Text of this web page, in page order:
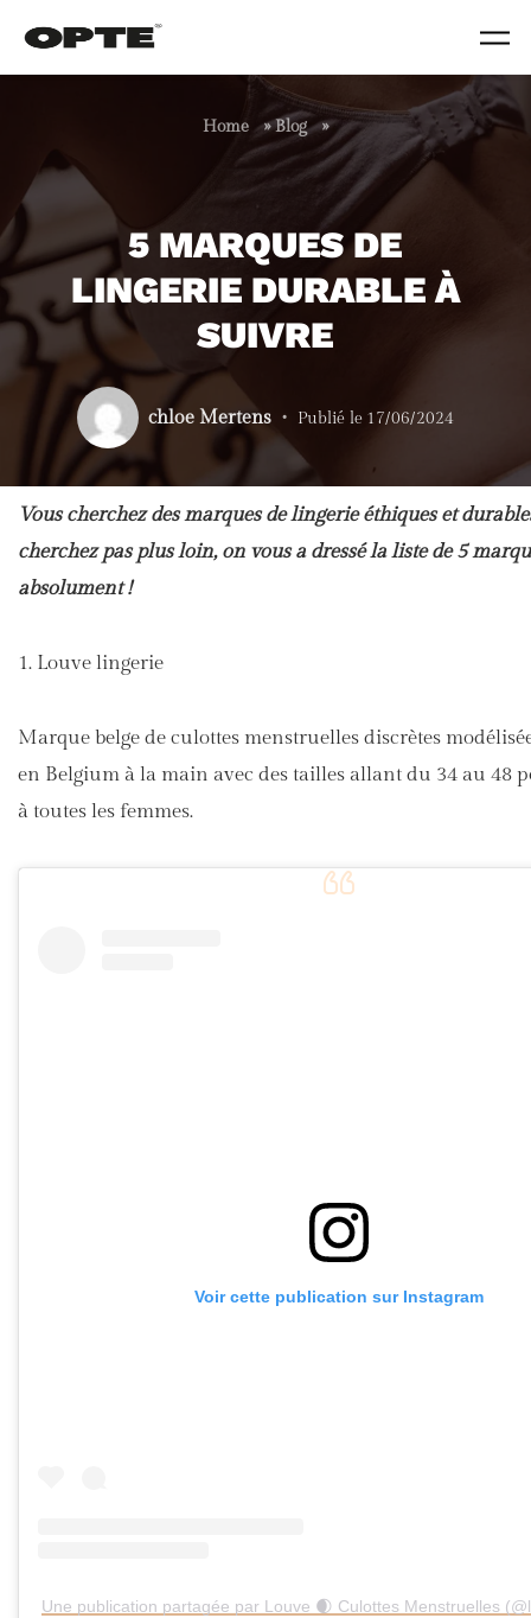
5 MARQUES DE
LINGERIE DURABLE À
SUIVRE
Publié le 17/06/2024
chloe Mertens
Home » Blog »
Vous cherchez des marques de lingerie éthiques et
cherchez pas plus loin, on vous a dressé la liste de 5
absolument !
1. Louve lingerie
Marque belge de culottes menstruelles discrètes
en Belgium à la main avec des tailles allant du 34 au 48
à toutes les femmes.
Voir cette publication sur Instagram
Une publication partagée par Louve 🌒 Culottes Menstruelles